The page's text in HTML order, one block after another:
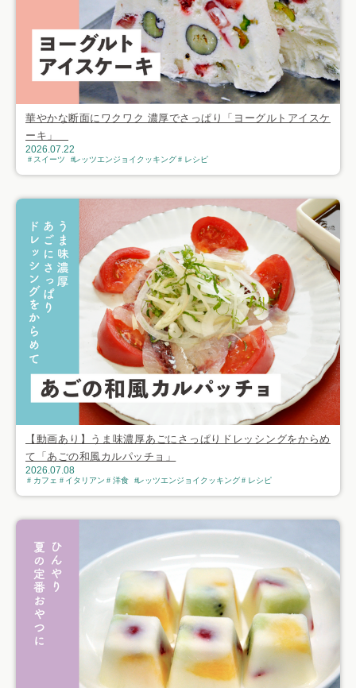
華やかな断面にワクワク 濃厚でさっぱり「ヨーグルトアイスケ
ーキ」
2026.07.22
スイーツ レッツエンジョイクッキング レシピ
【動画あり】うま味濃厚あごにさっぱりドレッシングをからめ
て「あごの和風カルパッチョ」
2026.07.08
カフェ イタリアン 洋食 レッツエンジョイクッキング レシピ